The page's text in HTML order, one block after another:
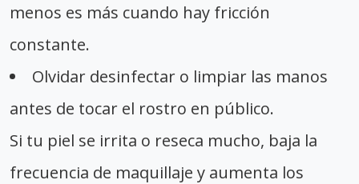
menos es más cuando hay fricción
constante.
Olvidar desinfectar o limpiar las manos
antes de tocar el rostro en público.
Si tu piel se irrita o reseca mucho, baja la
frecuencia de maquillaje y aumenta los